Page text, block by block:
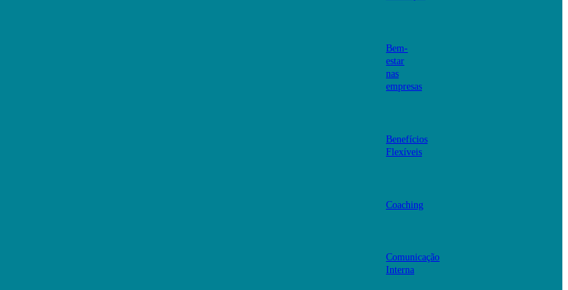
Bem-
estar
nas
empresas
Benefícios
Flexíveis
Coaching
Comunicação
Interna